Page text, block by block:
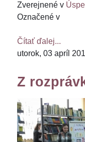
Zverejnené v
Označené v
Čítať ďalej...
utorok, 03 apríl
Z